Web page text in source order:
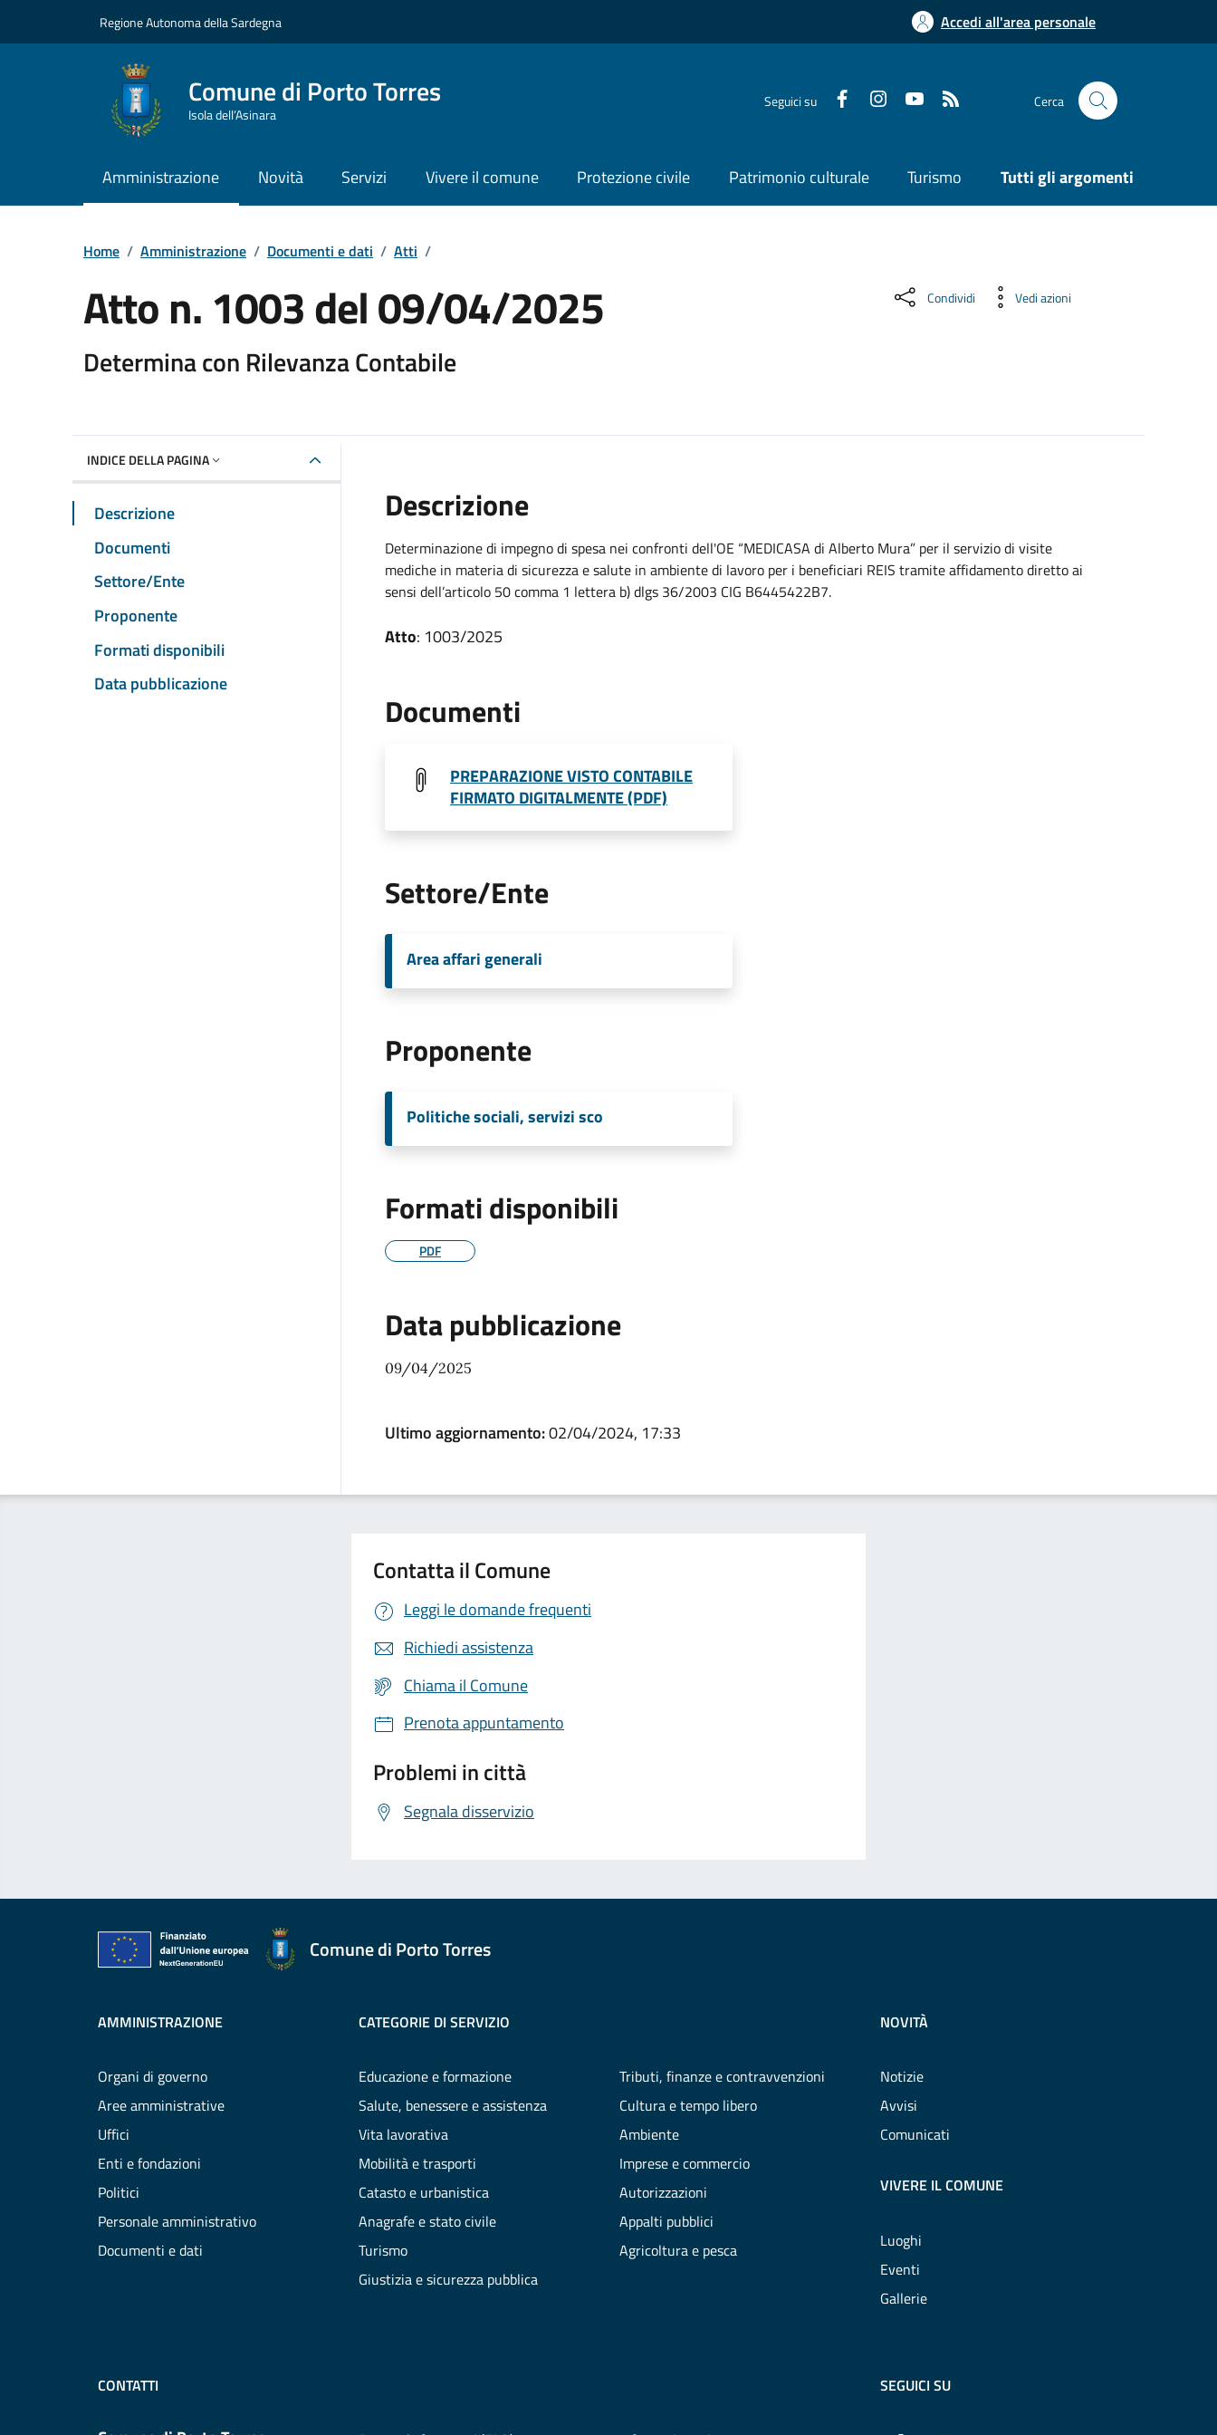
Regione Autonoma della Sardegna Accedi all'area personale
Comune di Porto Torres
Isola dell’Asinara
Seguici su Cerca
Amministrazione Novità Servizi Vivere il comune Protezione civile Patrimonio culturale Turismo Tutti gli argomenti
Home / Amministrazione / Documenti e dati / Atti /
Atto n. 1003 del 09/04/2025
Determina con Rilevanza Contabile
Condividi Vedi azioni
INDICE DELLA PAGINA
Descrizione
Documenti
Settore/Ente
Proponente
Formati disponibili
Data pubblicazione
Descrizione
Determinazione di impegno di spesa nei confronti dell'OE “MEDICASA di Alberto Mura” per il servizio di visite
mediche in materia di sicurezza e salute in ambiente di lavoro per i beneficiari REIS tramite affidamento diretto ai
sensi dell’articolo 50 comma 1 lettera b) dlgs 36/2003 CIG B6445422B7.
Atto: 1003/2025
Documenti
PREPARAZIONE VISTO CONTABILE
FIRMATO DIGITALMENTE (PDF)
Settore/Ente
Area affari generali
Proponente
Politiche sociali, servizi sco
Formati disponibili
PDF
Data pubblicazione
09/04/2025
Ultimo aggiornamento:02/04/2024, 17:33
Contatta il Comune
Leggi le domande frequenti
Richiedi assistenza
Chiama il Comune
Prenota appuntamento
Problemi in città
Segnala disservizio
Comune di Porto Torres
AMMINISTRAZIONE
Organi di governo
Aree amministrative
Uffici
Enti e fondazioni
Politici
Personale amministrativo
Documenti e dati
CATEGORIE DI SERVIZIO
Educazione e formazione
Salute, benessere e assistenza
Vita lavorativa
Mobilità e trasporti
Catasto e urbanistica
Anagrafe e stato civile
Turismo
Giustizia e sicurezza pubblica
Tributi, finanze e contravvenzioni
Cultura e tempo libero
Ambiente
Imprese e commercio
Autorizzazioni
Appalti pubblici
Agricoltura e pesca
NOVITÀ
Notizie
Avvisi
Comunicati
VIVERE IL COMUNE
Luoghi
Eventi
Gallerie
CONTATTI SEGUICI SU